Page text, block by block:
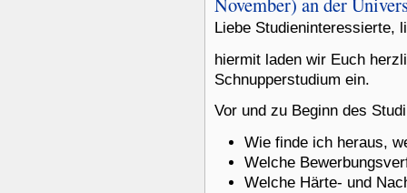
Liebe Studieninteressierte,
hiermit laden wir Euch
Schnupperstudium ein.
Vor und zu Beginn des
Wie finde ich heraus,
Welche
Welche Härte- und